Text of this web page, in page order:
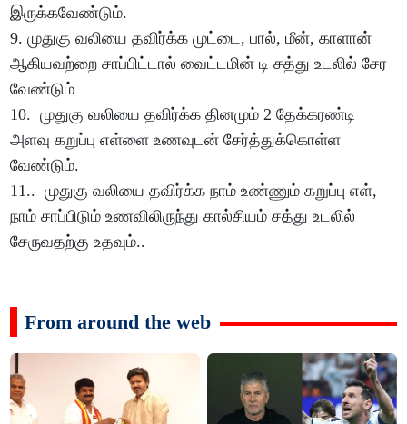
இருக்கவேண்டும்.
9. முதுகு வலியை தவிர்க்க முட்டை, பால், மீன், காளான்
ஆகியவற்றை சாப்பிட்டால் வைட்டமின் டி சத்து உடலில் சேர
வேண்டும்
10. முதுகு வலியை தவிர்க்க தினமும் 2 தேக்கரண்டி
அளவு கறுப்பு எள்ளை உணவுடன் சேர்த்துக்கொள்ள
வேண்டும்.
11.. முதுகு வலியை தவிர்க்க நாம் உண்ணும் கறுப்பு எள்,
நாம் சாப்பிடும் உணவிலிருந்து கால்சியம் சத்து உடலில்
சேருவதற்கு உதவும்..
From around the web